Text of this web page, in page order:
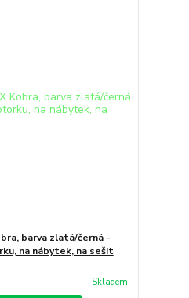
barva zlatá/černá -
na nábytek, na sešit
Skladem